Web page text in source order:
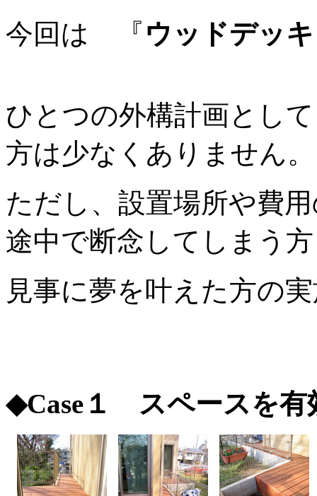
今回は 『ウッドデッキ
ひとつの外構計画とし
方は少なくありません。
ただし、設置場所や費
途中で断念してしまう
見事に夢を叶えた方の
◆Case１ スペースを